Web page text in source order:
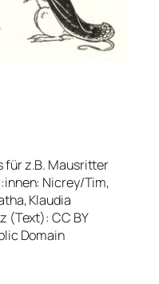
für z.B. Mausritter
Nicrey/Tim,
Klaudia
(Text): CC BY
Domain